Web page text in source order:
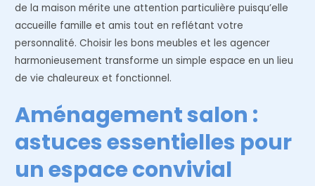
de la maison mérite une attention particulière puisqu’elle
accueille famille et amis tout en reflétant votre
personnalité. Choisir les bons meubles et les agencer
harmonieusement transforme un simple espace en un lieu
de vie chaleureux et fonctionnel.
Aménagement salon :
astuces essentielles pour
un espace convivial